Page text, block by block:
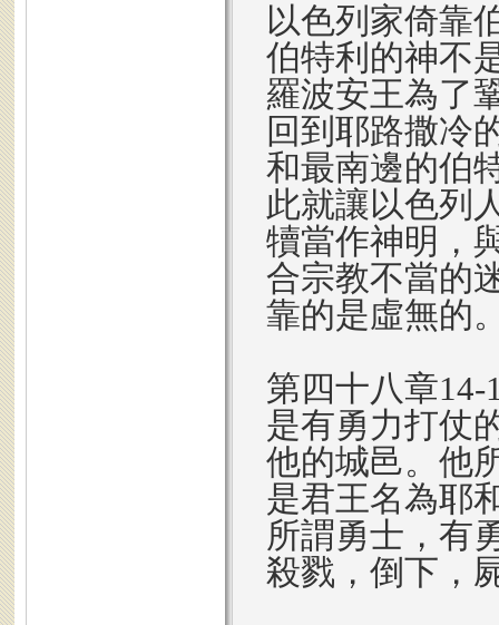
以色列家倚靠
伯特利的神不
羅波安王為了
回到耶路撒冷
和最南邊的伯
此就讓以色列
犢當作神明，
合宗教不當的
靠的是虛無的
第四十八章
是有勇力打仗
他的城邑。他
是君王名為耶
所謂勇士，有
殺戮，倒下，